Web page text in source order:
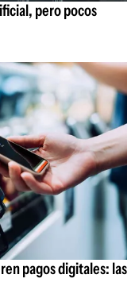
pero pocos
pagos digitales: las